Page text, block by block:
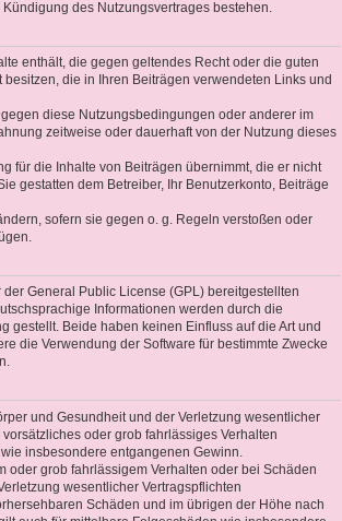
des Nutzungsvertrages bestehen.
enthält, die gegen geltendes Recht oder die guten
die in Ihren Beiträgen verwendeten Links und
diese Nutzungsbedingungen oder anderer im
zeitweise oder dauerhaft von der Nutzung dieses
für die Inhalte von Beiträgen übernimmt, die er nicht
gestatten dem Betreiber, Ihr Benutzerkonto, Beiträge
sofern sie gegen o. g. Regeln verstoßen oder
General Public License (GPL) bereitgestellten
Informationen werden durch die
gestellt. Beide haben keinen Einfluss auf die Art und
die Verwendung der Software für bestimmte Zwecke
und Gesundheit und der Verletzung wesentlicher
oder grob fahrlässiges Verhalten
insbesondere entgangenen Gewinn.
oder grob fahrlässigem Verhalten oder bei Schäden
wesentlicher Vertragspflichten
Schäden und im übrigen der Höhe nach